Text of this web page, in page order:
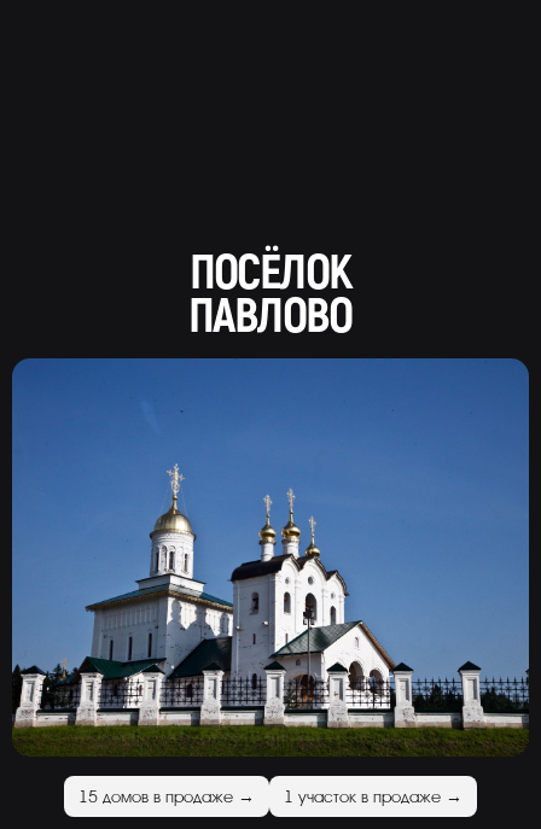
ПОСЁЛОК
ПАВЛОВО
15 домов в продаже → 1 участок в продаже →